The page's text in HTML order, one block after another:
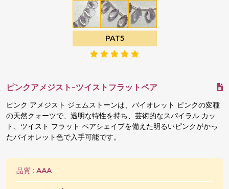
PAT5
ピンクアメジスト-ツイストフラットペア
ピンク アメジスト ジェムストーンは、バイオレット ピンクの変種
の天然クォーツで、透明な特性を持ち、芸術的なスパイラル カッ
ト、ツイスト フラット ペアシェイプを備えた明るいピンクがかっ
たバイオレット色で入手可能です。
品質 : AAA